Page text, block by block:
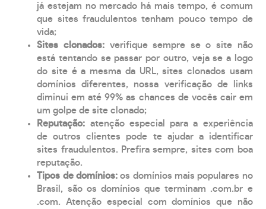
já estejam no mercado há mais tempo, é comum
que sites fraudulentos tenham pouco tempo de
vida;
Sites clonados: verifique sempre se o site não
está tentando se passar por outro, veja se a logo
do site é a mesma da URL, sites clonados usam
domínios diferentes, nossa verificação de links
diminui em até 99% as chances de vocês cair em
um golpe de site clonado;
Reputação: atenção especial para a experiência
de outros clientes pode te ajudar a identificar
sites fraudulentos. Prefira sempre, sites com boa
reputação.
Tipos de domínios:os domínios mais populares no
Brasil, são os domínios que terminam .com.br e
.com. Atenção especial com domínios que não